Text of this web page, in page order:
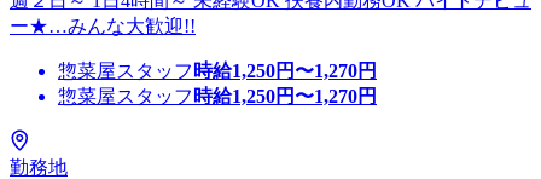
ー★…みんな大歓迎!!
惣菜屋スタッフ 時給1,250円〜1,270円
惣菜屋スタッフ 時給1,250円〜1,270円
勤務地